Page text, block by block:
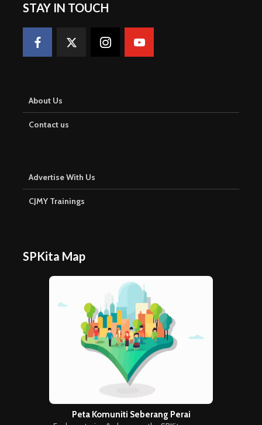
STAY IN TOUCH
About Us
Contact us
Advertise With Us
CJMY Trainings
SPKita Map
Peta Komuniti Seberang Perai